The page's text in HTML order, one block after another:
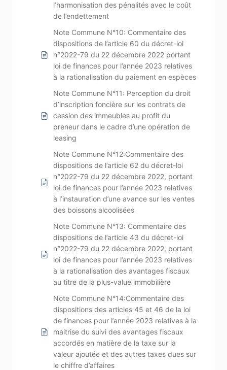
l’harmonisation des pénalités avec le coût
de l’endettement
Note Commune N°10: Commentaire des
dispositions de l’article 60 du décret-loi
n°2022-79 du 22 décembre 2022 portant
loi de finances pour l’année 2023 relatives
à la rationalisation du paiement en espèces
Note Commune N°11: Perception du droit
d’inscription foncière sur les contrats de
cession des immeubles au profit du
preneur dans le cadre d’une opération de
leasing
Note Commune N°12:Commentaire des
dispositions de l’article 62 du décret-loi
n°2022-79 du 22 décembre 2022, portant
loi de finances pour l’année 2023 relatives
à l’instauration d’une avance sur les ventes
des boissons alcoolisées
Note Commune N°13: Commentaire des
dispositions de l’article 43 du décret-loi
n°2022-79 du 22 décembre 2022, portant
loi de finances pour l’année 2023 relatives
à la rationalisation des avantages fiscaux
au titre de la plus-value immobilière
Note Commune N°14:Commentaire des
dispositions des articles 45 et 46 de la loi
de finances pour l’année 2023 relatives à la
maitrise du suivi des avantages fiscaux
accordés en matière de la taxe sur la
valeur ajoutée et des autres taxes dues sur
le chiffre d’affaires